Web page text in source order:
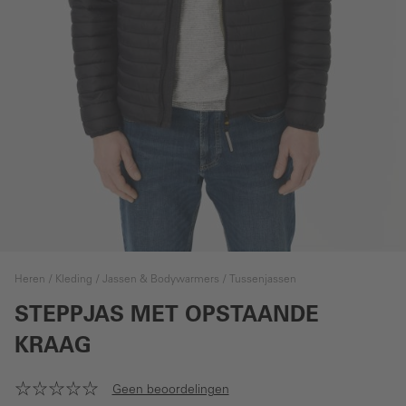
Heren Kleding Jassen & Bodywarmers Tussenjassen
STEPPJAS MET OPSTAANDE
KRAAG
Geen beoordelingen